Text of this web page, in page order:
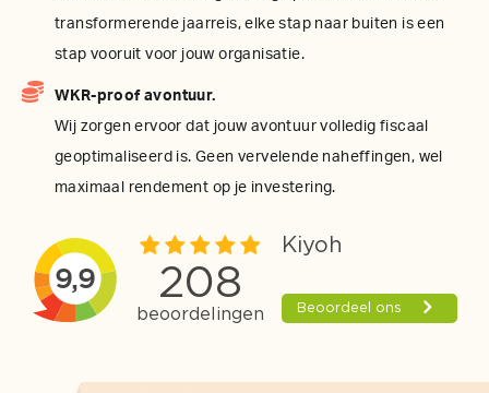
transformerende jaarreis, elke stap naar buiten is een
stap vooruit voor jouw organisatie.
WKR-proof avontuur.
Wij zorgen ervoor dat jouw avontuur volledig fiscaal
geoptimaliseerd is. Geen vervelende naheffingen, wel
maximaal rendement op je investering.